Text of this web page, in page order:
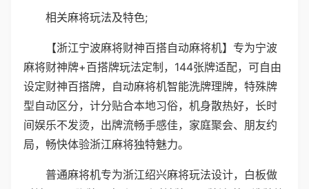
相关麻将玩法及特色;
【浙江宁波麻将财神百搭自动麻将机】专为宁波
麻将财神牌+百搭牌玩法定制，144张牌适配，可自由
设定财神百搭牌，自动麻将机智能洗牌理牌，特殊牌
型自动区分，计分贴合本地习俗，机身散热好，长时
间娱乐不发烫，出牌流畅手感佳，家庭聚会、朋友约
局，畅快体验浙江麻将独特魅力。
普通麻将机专为浙江绍兴麻将玩法设计，白板做